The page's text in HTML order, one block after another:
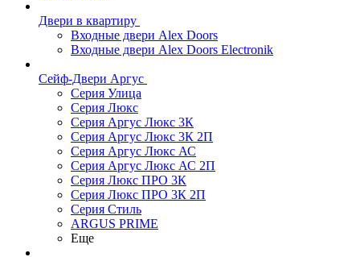
Двери в квартиру
Входные двери Alex Doors
Входные двери Alex Doors Electronik
Сейф-Двери Аргус
Серия Улица
Серия Люкс
Серия Аргус Люкс 3К
Серия Аргус Люкс 3К 2П
Серия Аргус Люкс АС
Серия Аргус Люкс АС 2П
Серия Люкс ПРО 3К
Серия Люкс ПРО 3К 2П
Серия Стиль
ARGUS PRIME
Еще